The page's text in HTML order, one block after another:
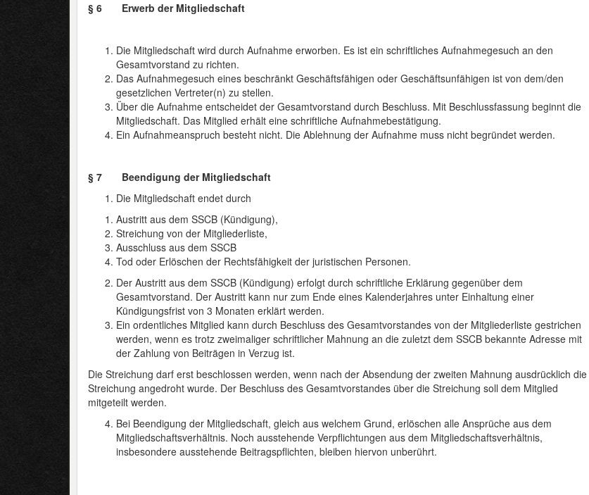
§ 6 Erwerb der Mitgliedschaft
Die Mitgliedschaft wird durch Aufnahme erworben. Es ist ein schriftliches Aufnahmegesuch an den
Gesamtvorstand zu richten.
Das Aufnahmegesuch eines beschränkt Geschäftsfähigen oder Geschäftsunfähigen ist von dem/den
gesetzlichen Vertreter(n) zu stellen.
Über die Aufnahme entscheidet der Gesamtvorstand durch Beschluss. Mit Beschlussfassung beginnt die
Mitgliedschaft. Das Mitglied erhält eine schriftliche Aufnahmebestätigung.
Ein Aufnahmeanspruch besteht nicht. Die Ablehnung der Aufnahme muss nicht begründet werden.
§ 7 Beendigung der Mitgliedschaft
Die Mitgliedschaft endet durch
Austritt aus dem SSCB (Kündigung),
Streichung von der Mitgliederliste,
Ausschluss aus dem SSCB
Tod oder Erlöschen der Rechtsfähigkeit der juristischen Personen.
Der Austritt aus dem SSCB (Kündigung) erfolgt durch schriftliche Erklärung gegenüber dem
Gesamtvorstand. Der Austritt kann nur zum Ende eines Kalenderjahres unter Einhaltung einer
Kündigungsfrist von 3 Monaten erklärt werden.
Ein ordentliches Mitglied kann durch Beschluss des Gesamtvorstandes von der Mitgliederliste gestrichen
werden, wenn es trotz zweimaliger schriftlicher Mahnung an die zuletzt dem SSCB bekannte Adresse mit
der Zahlung von Beiträgen in Verzug ist.
Die Streichung darf erst beschlossen werden, wenn nach der Absendung der zweiten Mahnung ausdrücklich die
Streichung angedroht wurde. Der Beschluss des Gesamtvorstandes über die Streichung soll dem Mitglied
mitgeteilt werden.
Bei Beendigung der Mitgliedschaft, gleich aus welchem Grund, erlöschen alle Ansprüche aus dem
Mitgliedschaftsverhältnis. Noch ausstehende Verpflichtungen aus dem Mitgliedschaftsverhältnis,
insbesondere ausstehende Beitragspflichten, bleiben hiervon unberührt.